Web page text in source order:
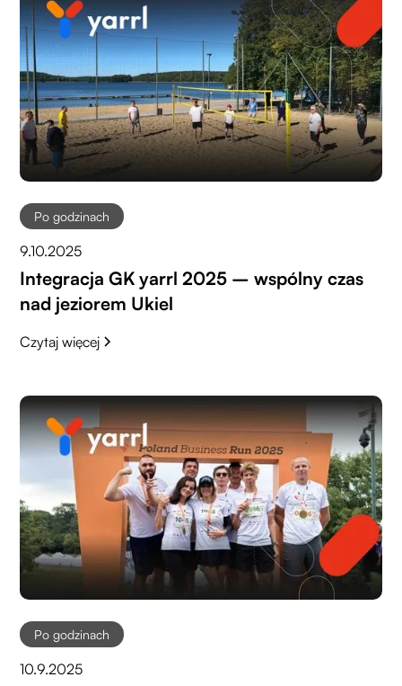
Po godzinach
9.10.2025
Integracja GK yarrl 2025 – wspólny czas
nad jeziorem Ukiel
Czytaj więcej
Po godzinach
10.9.2025